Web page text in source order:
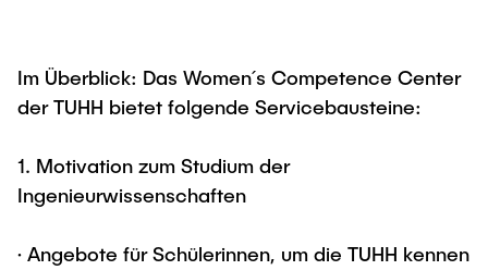
Im Überblick: Das Women´s Competence Center
der TUHH bietet folgende Servicebausteine:
1. Motivation zum Studium der
Ingenieurwissenschaften
· Angebote für Schülerinnen, um die TUHH kennen